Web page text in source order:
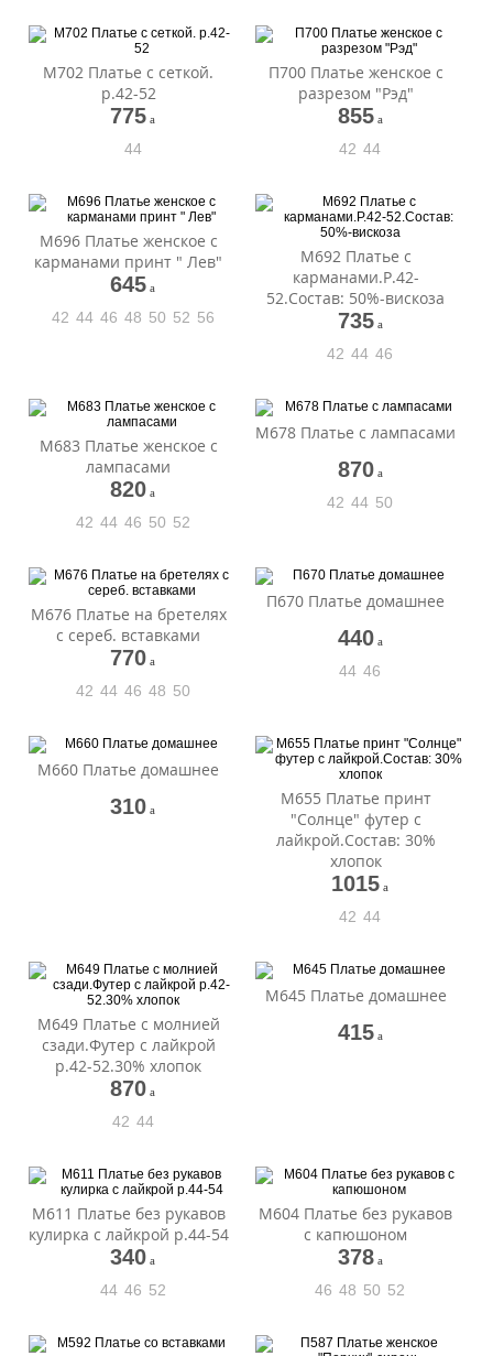
М702 Платье с сеткой.
р.42-52
775 a
44
П700 Платье женское с
разрезом "Рэд"
855 a
42 44
М696 Платье женское с
карманами принт " Лев"
645 a
42 44 46 48 50 52 56
М692 Платье с
карманами.Р.42-
52.Состав: 50%-вискоза
735 a
42 44 46
М683 Платье женское с
лампасами
820 a
42 44 46 50 52
М678 Платье с лампасами
870 a
42 44 50
М676 Платье на бретелях
с сереб. вставками
770 a
42 44 46 48 50
П670 Платье домашнее
440 a
44 46
М660 Платье домашнее
310 a
М655 Платье принт
"Солнце" футер с
лайкрой.Состав: 30%
хлопок
1015 a
42 44
М649 Платье с молнией
сзади.Футер с лайкрой
р.42-52.30% хлопок
870 a
42 44
М645 Платье домашнее
415 a
М611 Платье без рукавов
кулирка с лайкрой р.44-54
340 a
44 46 52
М604 Платье без рукавов
с капюшоном
378 a
46 48 50 52